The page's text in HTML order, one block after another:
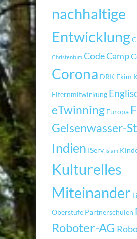
nachhaltige
Entwicklung
Christentum Code Camp
Corona DRK Ekim
Elternmitwirkung
eTwinning Europa
Gelsenwasser-
Indien IServ Islam
Kulturelles
Miteinander
Oberstufe Partnerschulen
Roboter-AG